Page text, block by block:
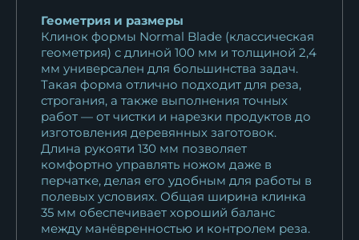
Геометрия и размеры
Клинок формы Normal Blade (классическая
геометрия) с длиной 100 мм и толщиной 2,4
мм универсален для большинства задач.
Такая форма отлично подходит для реза,
строгания, а также выполнения точных
работ — от чистки и нарезки продуктов до
изготовления деревянных заготовок.
Длина рукояти 130 мм позволяет
комфортно управлять ножом даже в
перчатке, делая его удобным для работы в
полевых условиях. Общая ширина клинка
35 мм обеспечивает хороший баланс
между манёвренностью и контролем реза.